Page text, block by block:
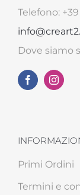
Telefono:
Dove siamo
Primi Ordini
Termini e